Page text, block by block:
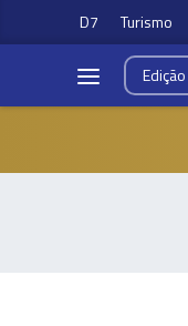
D7 Turismo
Edição